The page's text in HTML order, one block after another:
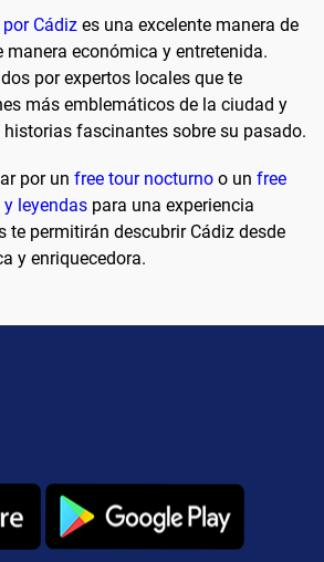
Cádiz es una excelente manera de
manera económica y entretenida.
por expertos locales que te
más emblemáticos de la ciudad y
fascinantes sobre su pasado.
por un free tour nocturno o un free
leyendas para una experiencia
te permitirán descubrir Cádiz desde
y enriquecedora.